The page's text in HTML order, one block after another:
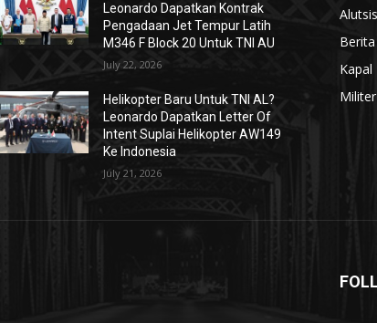
Leonardo Dapatkan Kontrak
Pengadaan Jet Tempur Latih
M346 F Block 20 Untuk TNI AU
July 22, 2026
Helikopter Baru Untuk TNI AL?
Leonardo Dapatkan Letter Of
Intent Suplai Helikopter AW149
Ke Indonesia
July 21, 2026
Kapal